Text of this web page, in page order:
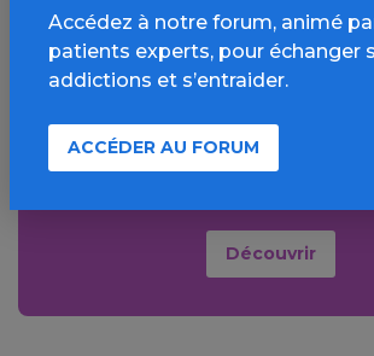
Aller plus loin
l’espace Tabac
Informations, parcours
bonnes pratiques, FAQ,
Découvrir
Accédez à notre forum, animé
patients experts, pour échanger
addictions et s’entraider.
ACCÉDER AU FORUM